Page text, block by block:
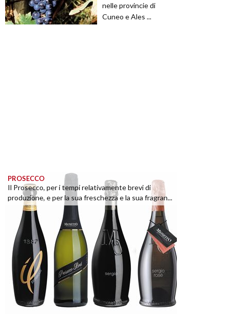
nelle provincie di
Cuneo e Ales ...
PROSECCO
Il Prosecco, per i tempi relativamente brevi di
produzione, e per la sua freschezza e la sua fragran...